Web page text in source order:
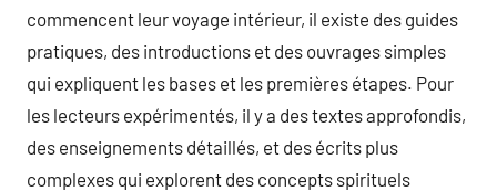
commencent leur voyage intérieur, il existe des guides
pratiques, des introductions et des ouvrages simples
qui expliquent les bases et les premières étapes. Pour
les lecteurs expérimentés, il y a des textes approfondis,
des enseignements détaillés, et des écrits plus
complexes qui explorent des concepts spirituels